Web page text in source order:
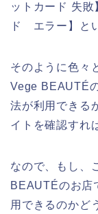
ットカード 失
ド エラー】と
そのように色々
Vege BEAUTÉ
法が利用できる
イトを確認すれ
なので、もし、
BEAUTÉのお店
用できるのかど